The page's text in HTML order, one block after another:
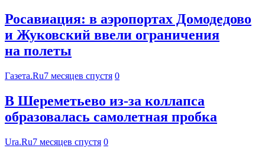
Росавиация: в аэропортах Домодедово
и Жуковский ввели ограничения
на полеты
Газета.Ru7 месяцев спустя 0
В Шереметьево из-за коллапса
образовалась самолетная пробка
Ura.Ru7 месяцев спустя 0